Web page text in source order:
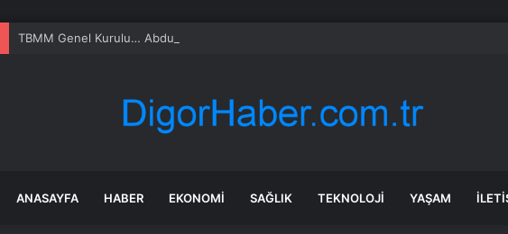
TBMM Genel Kurulu… Abdulhamit Gül: Gelin, Acıları Değil Sevinçleri Artıracak Bir
ANASAYFA HABER EKONOMI SAĞLIK TEKNOLOJI YAŞAM